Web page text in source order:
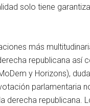
solo tiene
más
republicana así
y Horizons),
parlamentaria
derecha republicana.